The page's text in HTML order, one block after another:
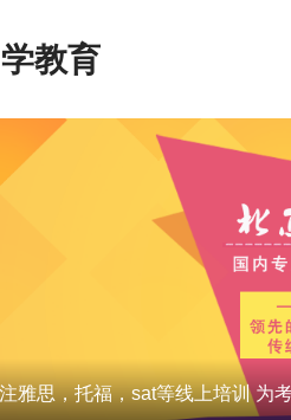
教育
雅思，托福，sat等线上培训 为